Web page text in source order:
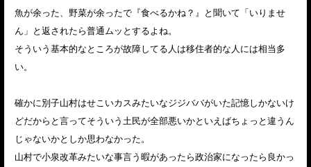
魚が余った、野菜が余ったで『食べるかね？』と聞いて「いりませ
ん」と返されたら普通ムッとするよね。
そういう基本的なところが故障してる人は移住者的な人には相当多
い。
確かに別子山村はせこいカスみたいなジジババがいた記憶しかないけ
どだからと言ってそういう土民が全部悪いかといえばちょっと違うん
じゃないかとしか思わなかった。
山村で小泉改革みたいな事言う暇があったら政治家になったら良かっ